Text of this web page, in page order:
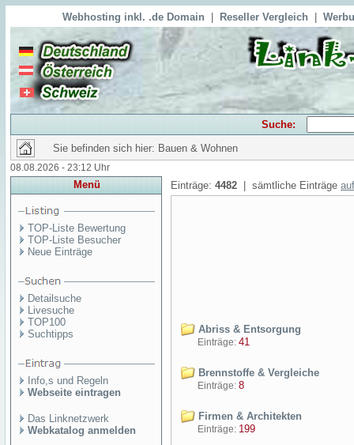
Webhosting inkl. .de Domain Reseller Vergleich
Suche:
Sie befinden sich hier: Bauen & Wohnen
08.08.2026 - 23:12 Uhr
Menü
TOP-Liste Bewertung
TOP-Liste Besucher
Neue Einträge
Detailsuche
Livesuche
TOP100
Suchtipps
Info,s und Regeln
Webseite eintragen
Das Linknetzwerk
Webkatalog anmelden
Einträge: 4482 | sämtliche Einträge
Abriss & Entsorgung
Einträge: 41
Brennstoffe & Vergleiche
Einträge: 8
Firmen & Architekten
Einträge: 199